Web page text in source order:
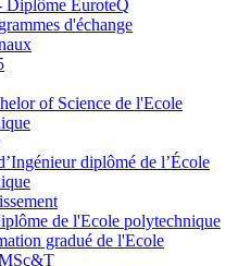
Diplôme EuroteQ
d'échange
of Science de l'Ecole
diplômé de l’École
de l'Ecole polytechnique
gradué de l'Ecole